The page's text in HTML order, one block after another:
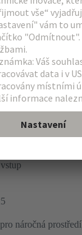
provedení
zajišťovací páčka
náročná prostředí